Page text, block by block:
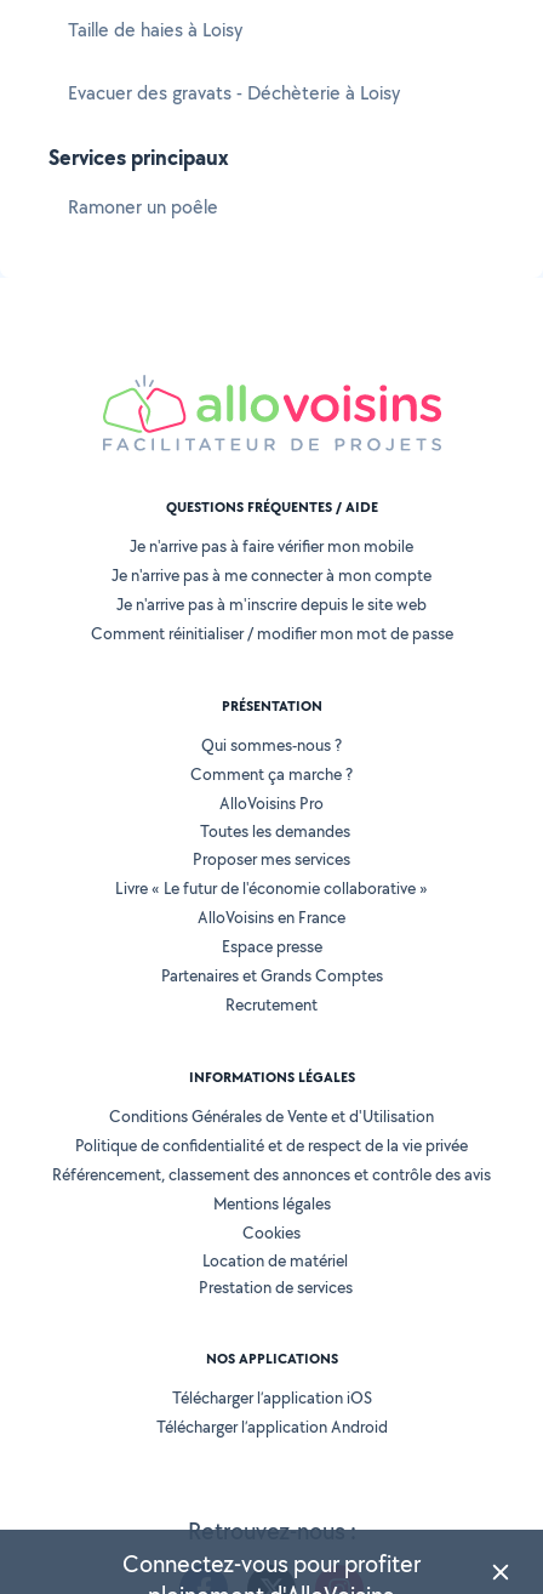
Taille de haies à Loisy
Evacuer des gravats - Déchèterie à Loisy
Services principaux
Ramoner un poêle
Retrouvez-nous :
QUESTIONS FRÉQUENTES / AIDE
Je n'arrive pas à faire vérifier mon mobile
Je n'arrive pas à me connecter à mon compte
Je n'arrive pas à m'inscrire depuis le site web
Comment réinitialiser / modifier mon mot de passe
PRÉSENTATION
Qui sommes-nous ?
Comment ça marche ?
AlloVoisins Pro
Toutes les demandes
Proposer mes services
Livre « Le futur de l'économie collaborative »
AlloVoisins en France
Espace presse
Partenaires et Grands Comptes
Recrutement
INFORMATIONS LÉGALES
Conditions Générales de Vente et d'Utilisation
Politique de confidentialité et de respect de la vie privée
Référencement, classement des annonces et contrôle des avis
Mentions légales
Cookies
Location de matériel
Prestation de services
NOS APPLICATIONS
Télécharger l’application iOS
Télécharger l’application Android
Connectez-vous pour profiter